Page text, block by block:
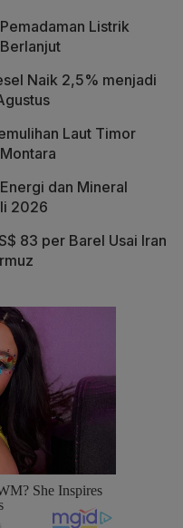
Listrik
Naik 2,5% menjadi
Laut Timor
dan Mineral
2026
83 per Barel Usai Iran